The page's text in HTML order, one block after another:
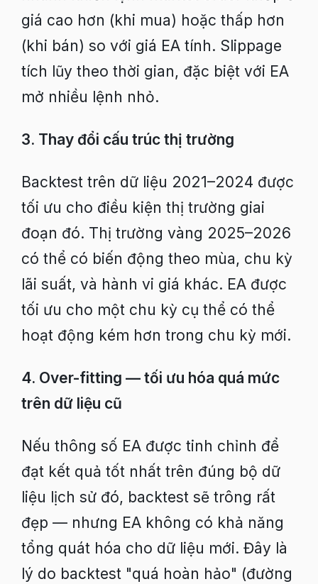
giá cao hơn (khi mua) hoặc thấp hơn
(khi bán) so với giá EA tính. Slippage
tích lũy theo thời gian, đặc biệt với EA
mở nhiều lệnh nhỏ.
3. Thay đổi cấu trúc thị trường
Backtest trên dữ liệu 2021–2024 được
tối ưu cho điều kiện thị trường giai
đoạn đó. Thị trường vàng 2025–2026
có thể có biến động theo mùa, chu kỳ
lãi suất, và hành vi giá khác. EA được
tối ưu cho một chu kỳ cụ thể có thể
hoạt động kém hơn trong chu kỳ mới.
4. Over-fitting — tối ưu hóa quá mức
trên dữ liệu cũ
Nếu thông số EA được tinh chỉnh để
đạt kết quả tốt nhất trên đúng bộ dữ
liệu lịch sử đó, backtest sẽ trông rất
đẹp — nhưng EA không có khả năng
tổng quát hóa cho dữ liệu mới. Đây là
lý do backtest "quá hoàn hảo" (đường